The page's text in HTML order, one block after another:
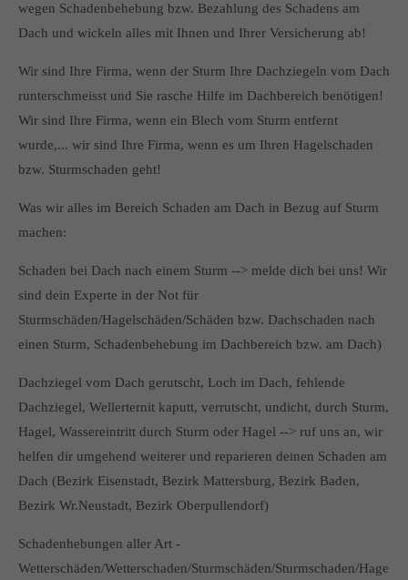
wegen Schadenbehebung bzw. Bezahlung des Schadens am
Dach und wickeln alles mit Ihnen und Ihrer Versicherung ab!
Wir sind Ihre Firma, wenn der Sturm Ihre Dachziegeln vom Dach
runterschmeisst und Sie rasche Hilfe im Dachbereich benötigen!
Wir sind Ihre Firma, wenn ein Blech vom Sturm entfernt
wurde,... wir sind Ihre Firma, wenn es um Ihren Hagelschaden
bzw. Sturmschaden geht!
Was wir alles im Bereich Schaden am Dach in Bezug auf Sturm
machen:
Schaden bei Dach nach einem Sturm --> melde dich bei uns! Wir
sind dein Experte in der Not für
Sturmschäden/Hagelschäden/Schäden bzw. Dachschaden nach
einen Sturm, Schadenbehebung im Dachbereich bzw. am Dach)
Dachziegel vom Dach gerutscht, Loch im Dach, fehlende
Dachziegel, Wellerternit kaputt, verrutscht, undicht, durch Sturm,
Hagel, Wassereintritt durch Sturm oder Hagel --> ruf uns an, wir
helfen dir umgehend weiterer und reparieren deinen Schaden am
Dach (Bezirk Eisenstadt, Bezirk Mattersburg, Bezirk Baden,
Bezirk Wr.Neustadt, Bezirk Oberpullendorf)
Schadenhebungen aller Art -
Wetterschäden/Wetterschaden/Sturmschäden/Sturmschaden/Hage